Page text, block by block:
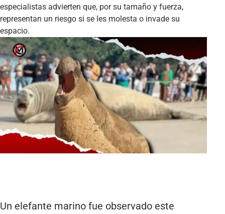
especialistas advierten que, por su tamaño y fuerza,
representan un riesgo si se les molesta o invade su
espacio.
Un elefante marino fue observado este